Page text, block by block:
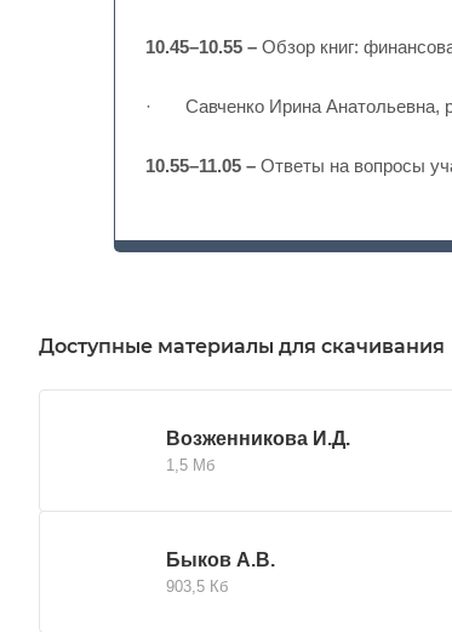
10.45–10.55 – Обзор книг:
· Савченко Ирина Анатольевна,
10.55–11.05 – Ответы на вопросы
Доступные материалы для скачивания
Возженникова И.Д.
1,5 Мб
Быков А.В.
903,5 Кб